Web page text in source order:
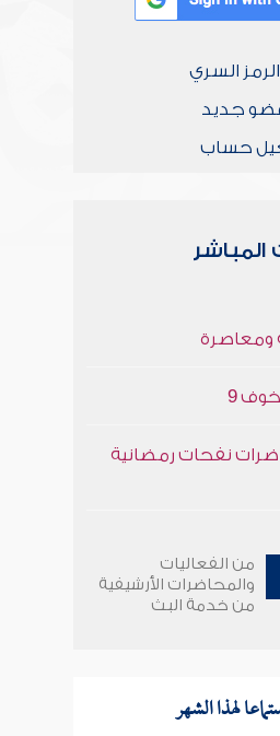
السري
جديد
حساب
المباشر
9
نفحات رمضانية
من الفعاليات
والمحاضرات الأرشيفية
من خدمة البث
لهذا الشهر